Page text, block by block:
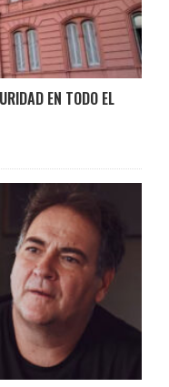
EN TODO EL